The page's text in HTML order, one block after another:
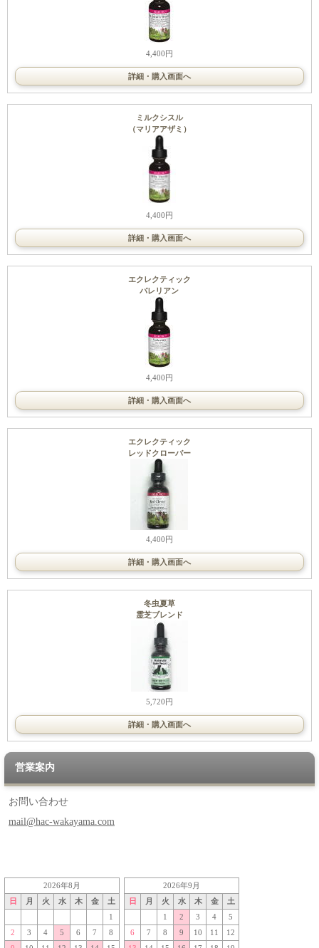
4,400円
詳細・購入画面へ
ミルクシスル
（マリアアザミ）
4,400円
詳細・購入画面へ
エクレクティック
バレリアン
4,400円
詳細・購入画面へ
エクレクティック
レッドクローバー
4,400円
詳細・購入画面へ
冬虫夏草
霊芝ブレンド
5,720円
詳細・購入画面へ
営業案内
お問い合わせ
mail@hac-wakayama.com
2026年8月
日
月 火 水 木 金
土
1
2
3 4 5 6 7
8
2026年9月
日
月 火 水 木 金
土
1
2 3 4
5
6
7 8 9 10 11
12